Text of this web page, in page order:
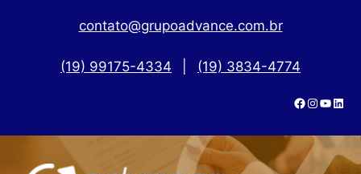
contato@grupoadvance.com.br
(19) 99175-4334 (19) 3834-4774